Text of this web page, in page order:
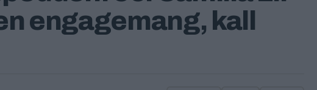
engagemang, kall